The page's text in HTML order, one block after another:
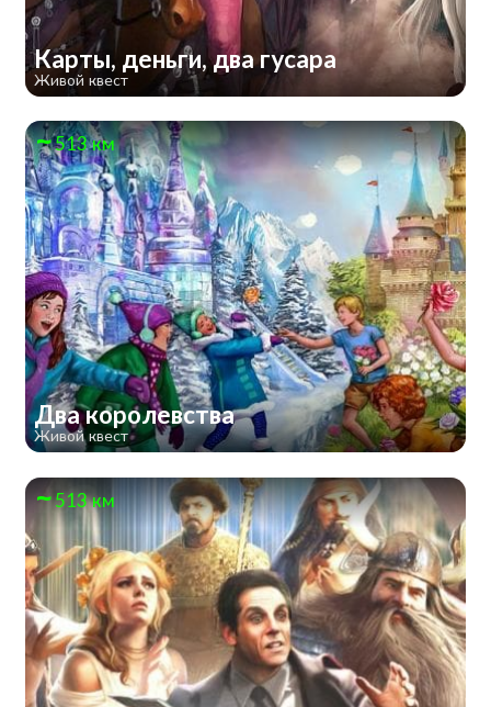
Карты, деньги, два гусара
Живой квест
513 км
Два королевства
Живой квест
513 км